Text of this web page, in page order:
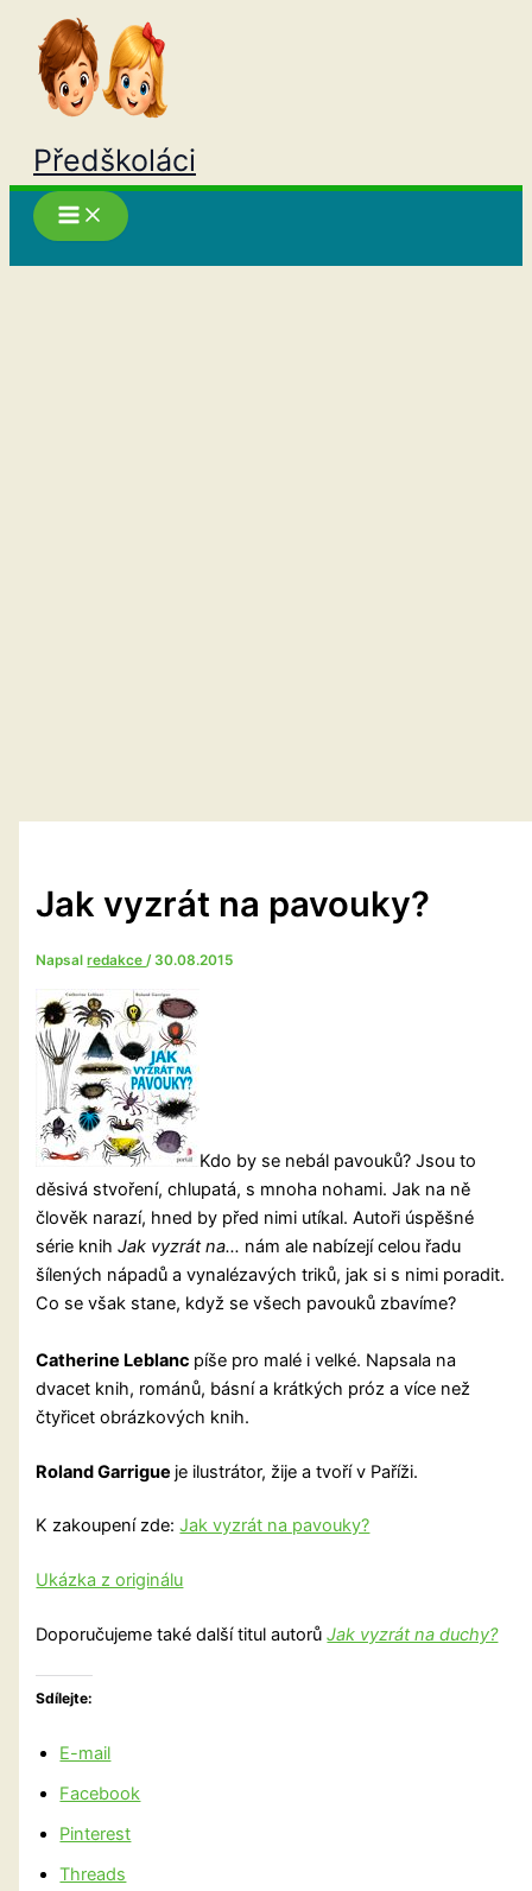
Přeskočit
obsah
Předškoláci
Jak vyzrát na pavouky?
Napsalredakce/ 30.08.2015
Kdo by se nebál pavouků? Jsou to
děsivá stvoření, chlupatá, s mnoha nohami. Jak na ně
člověk narazí, hned by před nimi utíkal. Autoři úspěšné
série knihJak vyzrát na… nám ale nabízejí celou řadu
šílených nápadů a vynalézavých triků, jak si s nimi poradit.
Co se však stane, když se všech pavouků zbavíme?
Catherine Leblanc píše pro malé i velké. Napsala na
dvacet knih, románů, básní a krátkých próz a více než
čtyřicet obrázkových knih.
Roland Garrigue je ilustrátor, žije a tvoří v Paříži.
K zakoupení zde:Jak vyzrát na pavouky?
Ukázka z originálu
Doporučujeme také další titul autorůJak vyzrát na duchy?
Sdílejte:
E-mail
Facebook
Pinterest
Threads